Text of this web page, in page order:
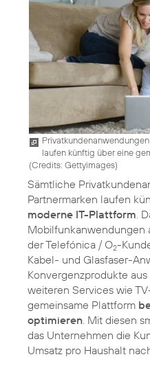
laufen künftig über eine
(Credits: Gettyimages)
Sämtliche
Partnermarken laufen
moderne IT-Plattform.
Mobilfunkanwendungen
der Telefónica / O2-
Kabel- und Glasfaser-
Konvergenzprodukte
weiteren Services wie
gemeinsame Plattform
optimieren. Mit diesen
das Unternehmen die
Umsatz pro Haushalt